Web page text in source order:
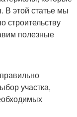
В этой статье мы
строительству
полезные
участка,